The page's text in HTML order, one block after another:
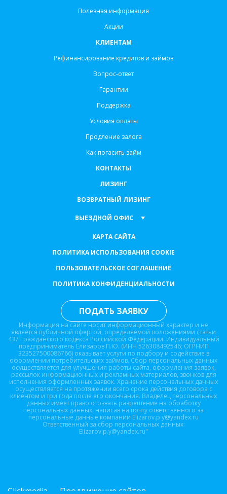
Полезная информация
Акции
КЛИЕНТАМ
Рефинансирование кредитов и займов
Вопрос-ответ
Гарантии
Поддержка
Условия оплаты
Продление залога
Как погасить займ
КОНТАКТЫ
ЛИЗИНГ
ВОЗВРАТНЫЙ ЛИЗИНГ
ВЫЕЗДНОЙ ОФИС
КАРТА САЙТА
ПОЛИТИКА ИСПОЛЬЗОВАНИЯ COOKIE
ПОЛЬЗОВАТЕЛЬСКОЕ СОГЛАШЕНИЕ
ПОЛИТИКА КОНФИДЕНЦИАЛЬНОСТИ
Информация на сайте носит информационный характер и не
является публичной офертой, определяемой положениями статьи
437 Гражданского кодекса Российской Федерации. Индивидуальный
предприниматель Елизаров П.Ю. (ИНН 526308492546; ОГРНИП
323527500086766) оказывает услуги по подбору и содействие в
оформлении потребительских займов. Сбор персональных данных
осуществляется для улучшения работы сайта, оформления заявок,
рассылок информационных и рекламных материалов, звонков для
исполнения оформленных заявок. Хранение персональных данных
осуществляется на протяжении всего срока действия договора с
клиентом и три года после его окончания. Владелец персональных
данных имеет право отозвать разрешение на обработку
персональных данных, написав на почту ответственного за
персональные данные компании Elizarov.p.y@yandex.ru
Ответственный за сбор персональных данных:
Elizarov.p.y@yandex.ru"
ПОДАТЬ ЗАЯВКУ
Clickmedia — Продвижение сайтов